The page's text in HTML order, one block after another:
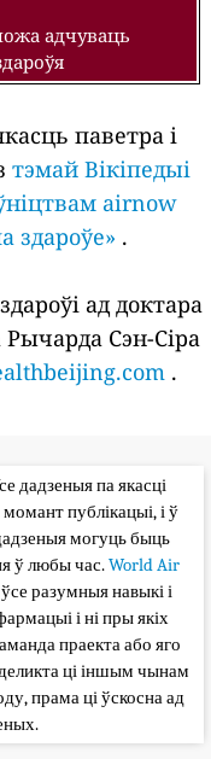
адчуваць
паветра і
тэмай Вікіпедыі
airnow
здароўе» .
ад доктара
Сэн-Сіра
.
дадзеныя па якасці
публікацыі, і ў
могуць быць
ў любы час.World Air
разумныя навыкі і
і ні пры якіх
праекта або яго
ці іншым чынам
прама ці ўскосна ад